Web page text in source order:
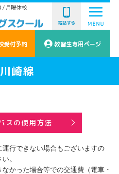
電話する
受付予約 教習生専用ページ
崎線
スの使用方法
⾏できない場合もございますの
。
かった場合等での交通費（電車・